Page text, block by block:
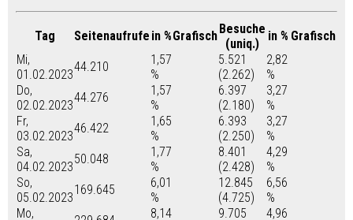
Tag Seitenaufrufe in %GrafischBesuche
(uniq.)
in % Grafisch
Mi,
01.02.2023
44.210
1,57
%
5.521
(2.262)
2,82
%
Do,
02.02.2023
44.276
1,57
%
6.397
(2.180)
3,27
%
Fr,
03.02.2023
46.422
1,65
%
6.393
(2.250)
3,27
%
Sa,
04.02.2023
50.048
1,77
%
8.401
(2.428)
4,29
%
So,
05.02.2023
169.645
6,01
%
12.845
(4.725)
6,56
%
Mo,
8,14
9.705
4,96